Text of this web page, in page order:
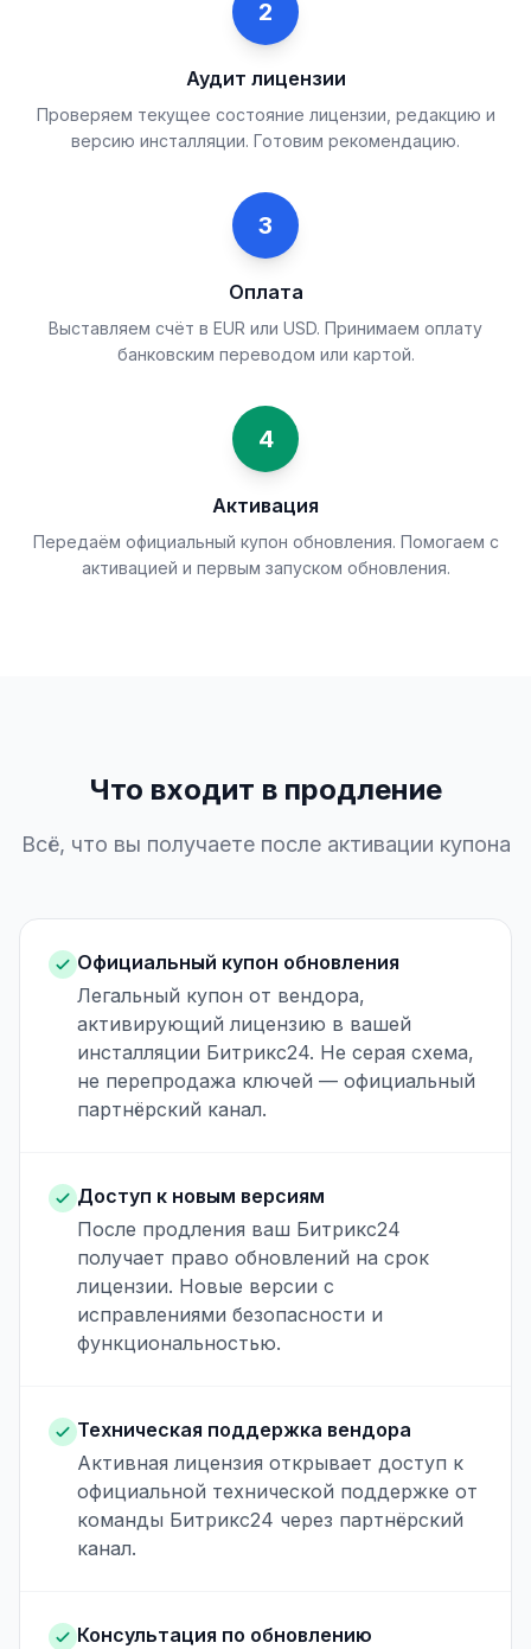
2
Аудит лицензии
Проверяем текущее состояние лицензии, редакцию и
версию инсталляции. Готовим рекомендацию.
3
Оплата
Выставляем счёт в EUR или USD. Принимаем оплату
банковским переводом или картой.
4
Активация
Передаём официальный купон обновления. Помогаем с
активацией и первым запуском обновления.
Что входит в продление
Всё, что вы получаете после активации купона
Официальный купон обновления
Легальный купон от вендора,
активирующий лицензию в вашей
инсталляции Битрикс24. Не серая схема,
не перепродажа ключей — официальный
партнёрский канал.
Доступ к новым версиям
После продления ваш Битрикс24
получает право обновлений на срок
лицензии. Новые версии с
исправлениями безопасности и
функциональностью.
Техническая поддержка вендора
Активная лицензия открывает доступ к
официальной технической поддержке от
команды Битрикс24 через партнёрский
канал.
Консультация по обновлению